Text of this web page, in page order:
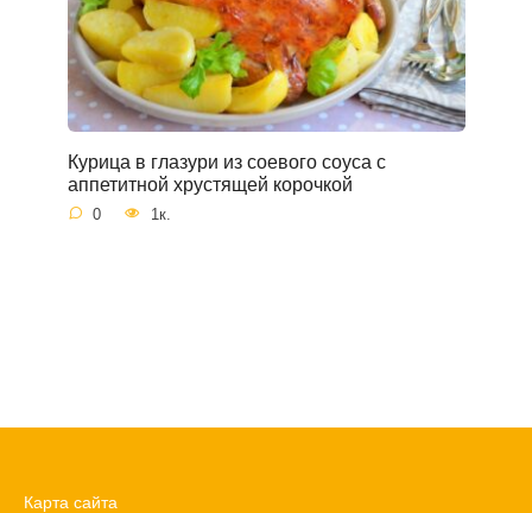
Курица в глазури из соевого соуса с
аппетитной хрустящей корочкой
0 1к.
Карта сайта